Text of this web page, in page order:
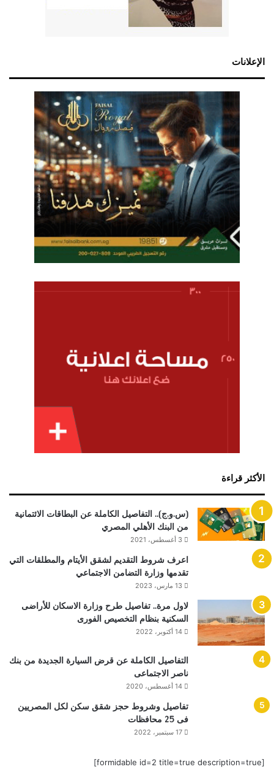
الإعلانات
الأكثر قراءة
(س.و.ج).. التفاصيل الكاملة عن البطاقات الائتمانية
من البنك الأهلي المصري
3 أغسطس، 2021
اعرف شروط التقديم لشقق الأيتام والمطلقات التي
تقدمها وزارة التضامن الاجتماعي
13 مارس، 2023
لاول مرة.. تفاصيل طرح وزارة الاسكان للأراضى
السكنية بنظام التخصيص الفورى
14 أكتوبر، 2022
التفاصيل الكاملة عن قرض السيارة الجديدة من بنك
ناصر الاجتماعى
14 أغسطس، 2020
تفاصيل وشروط حجز شقق سكن لكل المصريين
فى 25 محافظات
17 سبتمبر، 2022
[formidable id=2 title=true description=true]